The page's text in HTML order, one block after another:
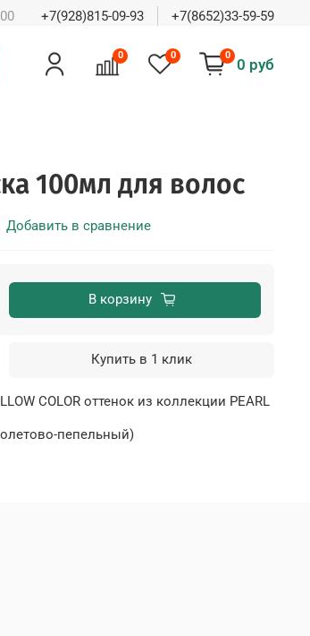
+7(928)815-09-93 +7(8652)33-59-59
0 0 0
0 руб
100мл для волос
Добавить в сравнение
В корзину
Купить в 1 клик
COLOR оттенок из коллекции PEARL
пепельный)